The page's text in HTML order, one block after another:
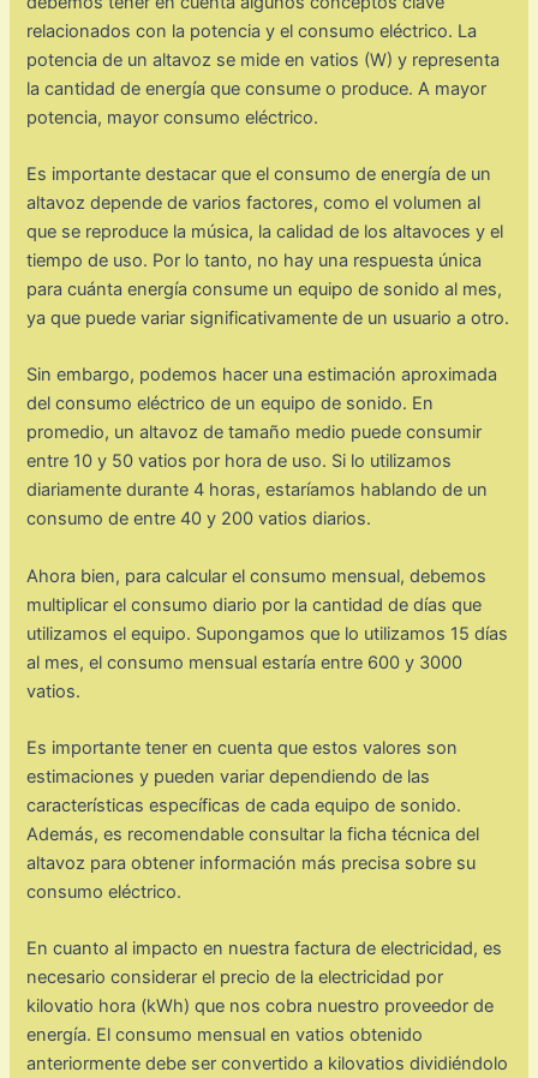
relacionados con la potencia y el consumo eléctrico. La
potencia de un altavoz se mide en vatios (W) y representa
la cantidad de energía que consume o produce. A mayor
potencia, mayor consumo eléctrico.
Es importante destacar que el consumo de energía de un
altavoz depende de varios factores, como el volumen al
que se reproduce la música, la calidad de los altavoces y el
tiempo de uso. Por lo tanto, no hay una respuesta única
para cuánta energía consume un equipo de sonido al mes,
ya que puede variar significativamente de un usuario a otro.
Sin embargo, podemos hacer una estimación aproximada
del consumo eléctrico de un equipo de sonido. En
promedio, un altavoz de tamaño medio puede consumir
entre 10 y 50 vatios por hora de uso. Si lo utilizamos
diariamente durante 4 horas, estaríamos hablando de un
consumo de entre 40 y 200 vatios diarios.
Ahora bien, para calcular el consumo mensual, debemos
multiplicar el consumo diario por la cantidad de días que
utilizamos el equipo. Supongamos que lo utilizamos 15 días
al mes, el consumo mensual estaría entre 600 y 3000
vatios.
Es importante tener en cuenta que estos valores son
estimaciones y pueden variar dependiendo de las
características específicas de cada equipo de sonido.
Además, es recomendable consultar la ficha técnica del
altavoz para obtener información más precisa sobre su
consumo eléctrico.
En cuanto al impacto en nuestra factura de electricidad, es
necesario considerar el precio de la electricidad por
kilovatio hora (kWh) que nos cobra nuestro proveedor de
energía. El consumo mensual en vatios obtenido
anteriormente debe ser convertido a kilovatios dividiéndolo